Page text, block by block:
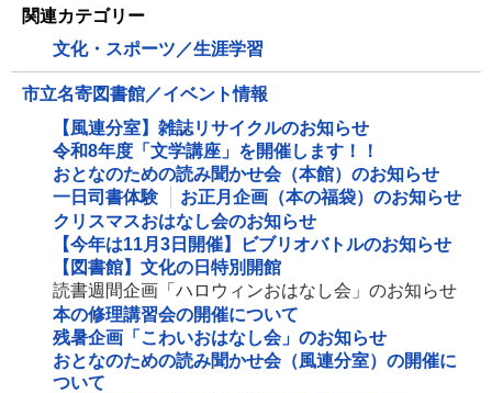
関連カテゴリー
文化・スポーツ／生涯学習
市立名寄図書館／イベント情報
【風連分室】雑誌リサイクルのお知らせ
令和8年度「文学講座」を開催します！！
おとなのための読み聞かせ会（本館）のお知らせ
一日司書体験
お正月企画（本の福袋）のお知らせ
クリスマスおはなし会のお知らせ
【今年は11月3日開催】ビブリオバトルのお知らせ
【図書館】文化の日特別開館
読書週間企画「ハロウィンおはなし会」のお知らせ
本の修理講習会の開催について
残暑企画「こわいおはなし会」のお知らせ
おとなのための読み聞かせ会（風連分室）の開催に
ついて